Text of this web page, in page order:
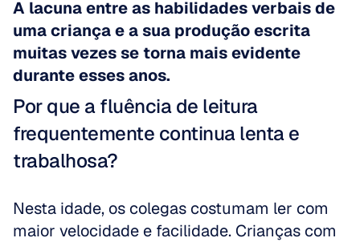
A lacuna entre as habilidades verbais de
uma criança e a sua produção escrita
muitas vezes se torna mais evidente
durante esses anos.
Por que a fluência de leitura
frequentemente continua lenta e
trabalhosa?
Nesta idade, os colegas costumam ler com
maior velocidade e facilidade. Crianças com